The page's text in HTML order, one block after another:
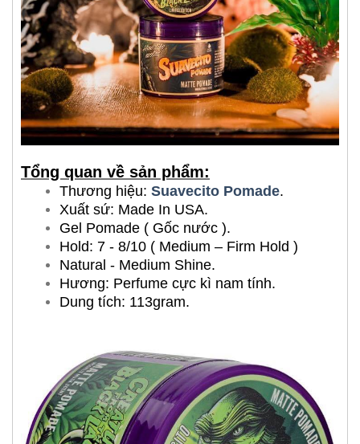
Tổng quan về sản phẩm:
Thương hiệu: Suavecito Pomade.
Xuất sứ: Made In USA.
Gel Pomade ( Gốc nước ).
Hold: 7 - 8/10 ( Medium – Firm Hold )
Natural - Medium Shine.
Hương: Perfume cực kì nam tính.
Dung tích: 113gram.